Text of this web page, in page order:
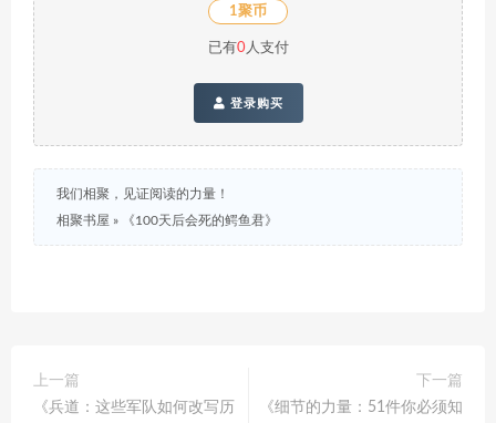
1聚币
已有0人支付
登录购买
我们相聚，见证阅读的力量！
相聚书屋 » 《100天后会死的鳄鱼君》
上一篇
《兵道：这些军队如何改写历
下一篇
《细节的力量：51件你必须知